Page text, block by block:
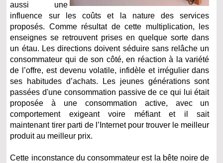
aussi une
influence sur les coûts et la nature des services
proposés. Comme résultat de cette multiplication, les
enseignes se retrouvent prises en quelque sorte dans
un étau. Les directions doivent séduire sans relâche un
consommateur qui de son côté, en réaction à la variété
de l’offre, est devenu volatile, infidèle et irrégulier dans
ses habitudes d’achats. Les jeunes générations sont
passées d'une consommation passive de ce qui lui était
proposée à une consommation active, avec un
comportement exigeant voire méfiant et il sait
maintenant tirer parti de l’Internet pour trouver le meilleur
produit au meilleur prix.
Cette inconstance du consommateur est la bête noire de